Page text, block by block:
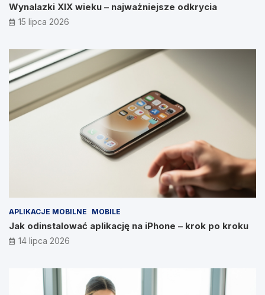
Wynalazki XIX wieku – najważniejsze odkrycia
15 lipca 2026
APLIKACJE MOBILNE MOBILE
Jak odinstalować aplikację na iPhone – krok po kroku
14 lipca 2026